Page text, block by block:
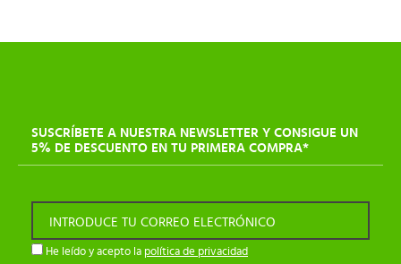
SUSCRÍBETE A NUESTRA NEWSLETTER Y CONSIGUE UN
5% DE DESCUENTO EN TU PRIMERA COMPRA*
INTRODUCE TU CORREO ELECTRÓNICO
He leído y acepto la política de privacidad